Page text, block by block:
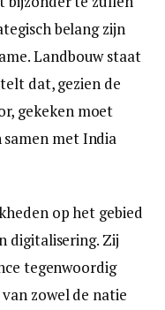
belang zijn
Landbouw staat
dat, gezien de
gekeken moet
met India
op het gebied
digitalisering. Zij
tegenwoordig
zowel de natie